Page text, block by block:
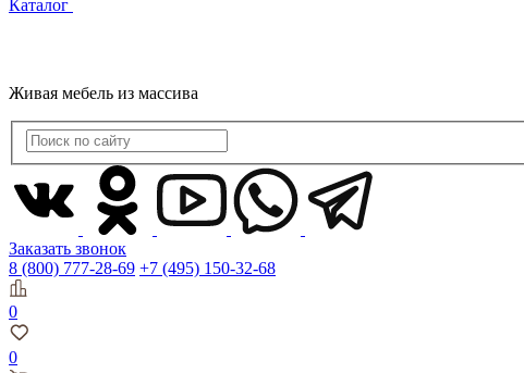
Каталог
Живая мебель из массива
Заказать звонок
8 (800) 777-28-69 +7 (495) 150-32-68
0
0